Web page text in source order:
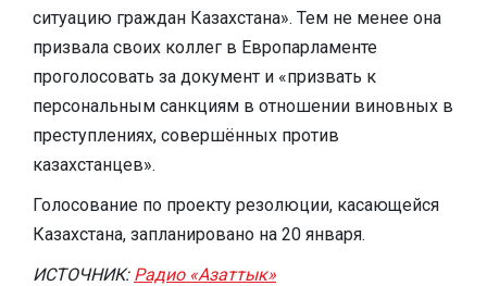
ситуацию граждан Казахстана». Тем не менее она
призвала своих коллег в Европарламенте
проголосовать за документ и «призвать к
персональным санкциям в отношении виновных в
преступлениях, совершённых против
казахстанцев».
Голосование по проекту резолюции, касающейся
Казахстана, запланировано на 20 января.
ИСТОЧНИК: Радио «Азаттык»